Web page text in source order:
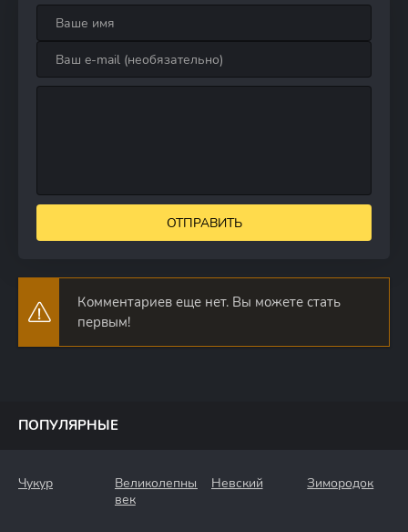
ОТПРАВИТЬ
Комментариев еще нет. Вы можете стать
первым!
ПОПУЛЯРНЫЕ
Чукур
Великолепный
век
Невский Зимородок